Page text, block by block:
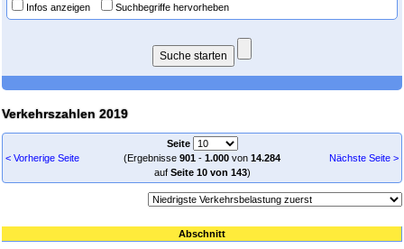
Infos anzeigen Suchbegriffe hervorheben
Verkehrszahlen 2019
< Vorherige Seite
Seite
(Ergebnisse 901 - 1.000 von 14.284
auf Seite 10 von 143)
Nächste Seite >
Abschnitt